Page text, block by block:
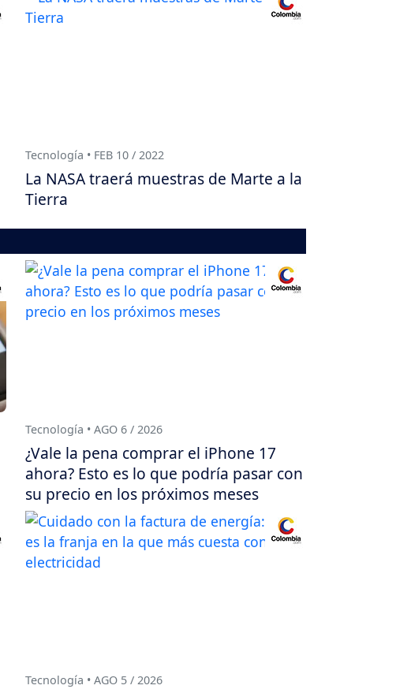
Tecnología • FEB 10 / 2022
La NASA traerá muestras de Marte a la
Tierra
Tecnología • AGO 6 / 2026
¿Vale la pena comprar el iPhone 17
ahora? Esto es lo que podría pasar con
su precio en los próximos meses
Tecnología • AGO 5 / 2026